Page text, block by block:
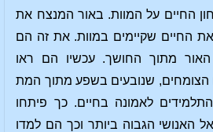
החיים על המוות. באור המנצח את
החיים שקיימים במוות. את זה הם
מתוך החושך. עכשיו הם ראו
שנובעים בשפע מתוך המת
לאמונה בחיים. כך פיתחו
האנושי הגבוה ביותר וכך הם למדו